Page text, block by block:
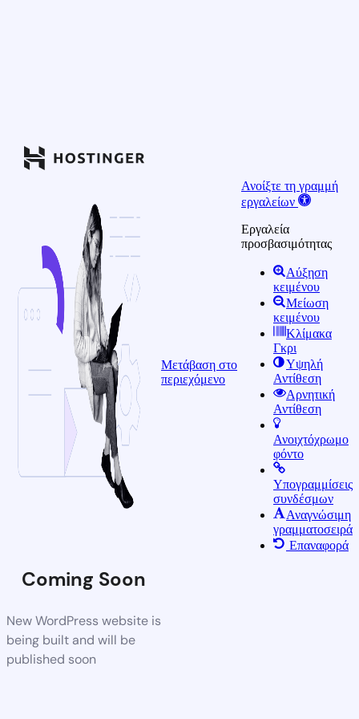
Coming Soon
New WordPress website is
being built and will be
published soon
Μετάβαση στο
περιεχόμενο
Ανοίξτε τη γραμμή
εργαλείων
Εργαλεία
προσβασιμότητας
Αύξηση
κειμένου
Μείωση
κειμένου
Κλίμακα
Γκρι
Υψηλή
Αντίθεση
Αρνητική
Αντίθεση
Ανοιχτόχρωμο
φόντο
Υπογραμμίσεις
συνδέσμων
Αναγνώσιμη
γραμματοσειρά
Επαναφορά